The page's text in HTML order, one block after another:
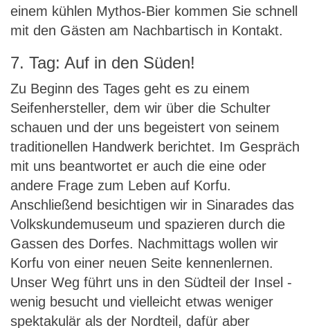
einem kühlen Mythos-Bier kommen Sie schnell
mit den Gästen am Nachbartisch in Kontakt.
7. Tag: Auf in den Süden!
Zu Beginn des Tages geht es zu einem
Seifenhersteller, dem wir über die Schulter
schauen und der uns begeistert von seinem
traditionellen Handwerk berichtet. Im Gespräch
mit uns beantwortet er auch die eine oder
andere Frage zum Leben auf Korfu.
Anschließend besichtigen wir in Sinarades das
Volkskundemuseum und spazieren durch die
Gassen des Dorfes. Nachmittags wollen wir
Korfu von einer neuen Seite kennenlernen.
Unser Weg führt uns in den Südteil der Insel -
wenig besucht und vielleicht etwas weniger
spektakulär als der Nordteil, dafür aber